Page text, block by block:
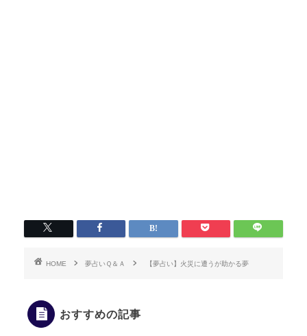
HOME 夢占いＱ＆Ａ 【夢占い】火災に遭うが助かる夢
おすすめの記事